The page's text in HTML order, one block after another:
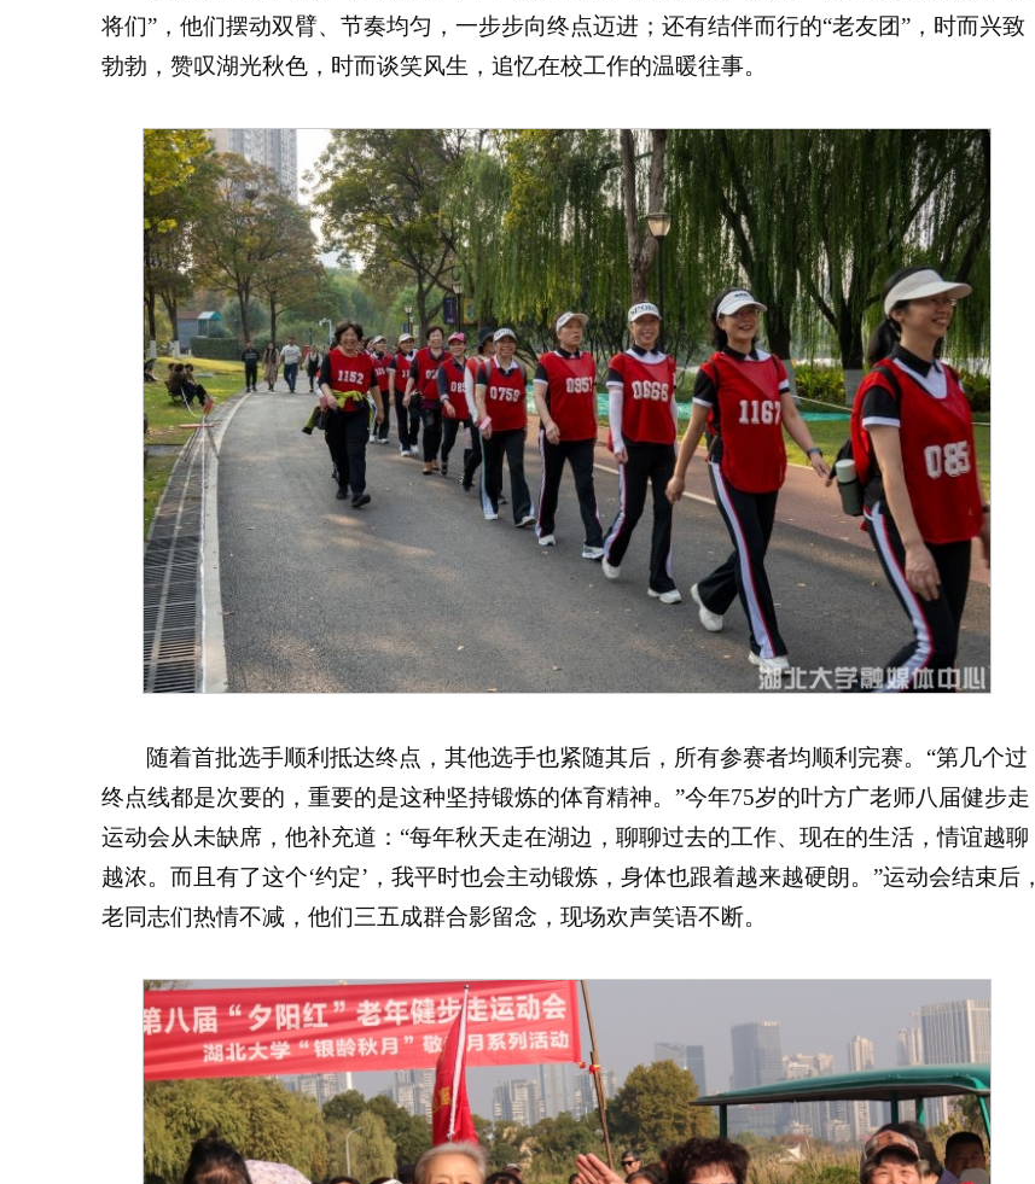
将们”，他们摆动双臂、节奏均匀，一步步向终点迈进；还有结伴而行的“老友团”，时而兴致
勃勃，赞叹湖光秋色，时而谈笑风生，追忆在校工作的温暖往事。
随着首批选手顺利抵达终点，其他选手也紧随其后，所有参赛者均顺利完赛。“第几个过
终点线都是次要的，重要的是这种坚持锻炼的体育精神。”今年75岁的叶方广老师八届健步走
运动会从未缺席，他补充道：“每年秋天走在湖边，聊聊过去的工作、现在的生活，情谊越聊
越浓。而且有了这个‘约定’，我平时也会主动锻炼，身体也跟着越来越硬朗。”运动会结束后，
老同志们热情不减，他们三五成群合影留念，现场欢声笑语不断。